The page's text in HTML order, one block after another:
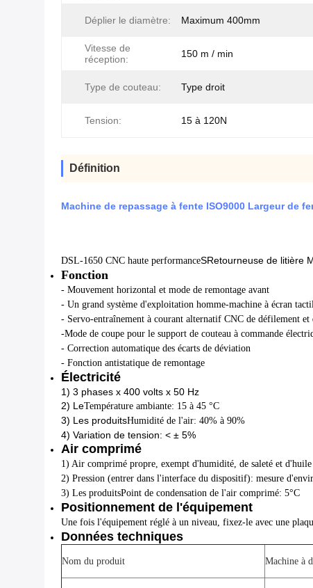
Déplier le diamètre: Maximum 400mm
Vitesse de
réception:
150 m / min
Type de couteau: Type droit
Tension: 15 à 120N
Définition
Machine de repassage à fente ISO9000 Largeur de
DSL-1650 CNC haute performanceSRetourneuse de litière
Fonction
- Mouvement horizontal et mode de remontage avant
- Un grand système d'exploitation homme-machine à écran
- Servo-entraînement à courant alternatif CNC de défilement et
-Mode de coupe pour le support de couteau à commande
- Correction automatique des écarts de déviation
- Fonction antistatique de remontage
Électricité
1) 3 phases x 400 volts x 50 Hz
2) LeTempérature ambiante: 15 à 45 °C
3) Les produitsHumidité de l'air: 40% à 90%
4) Variation de tension: < ± 5%
Air comprimé
1) Air comprimé propre, exempt d'humidité, de saleté et d'huile
2) Pression (entrer dans l'interface du dispositif): mesure
3) Les produitsPoint de condensation de l'air comprimé: 5°C
Positionnement de l'équipement
Une fois l'équipement réglé à un niveau, fixez-le avec une
Données techniques
Nom du produit Machine à